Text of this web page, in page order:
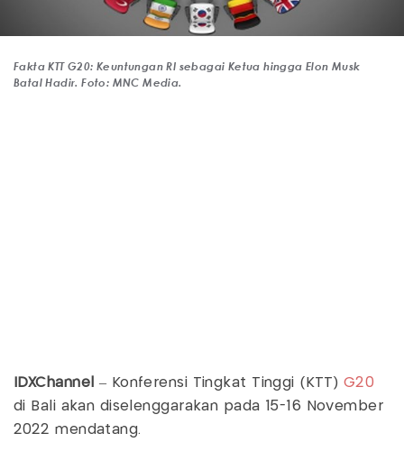
Fakta KTT G20: Keuntungan RI sebagai Ketua hingga Elon Musk
Batal Hadir. Foto: MNC Media.
IDXChannel – Konferensi Tingkat Tinggi (KTT) G20
di Bali akan diselenggarakan pada 15-16 November
2022 mendatang.